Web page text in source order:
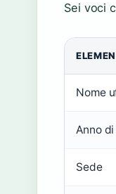
Sei voci
Nome
Anno
Sede